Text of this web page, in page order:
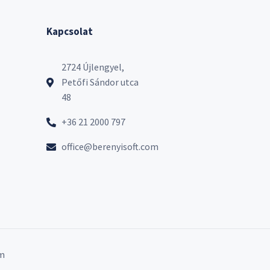
Kapcsolat
2724 Újlengyel,
Petőfi Sándor utca
48
+36 21 2000 797
office@berenyisoft.com